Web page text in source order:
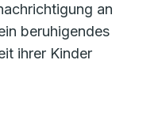
an
beruhigendes
ihrer Kinder